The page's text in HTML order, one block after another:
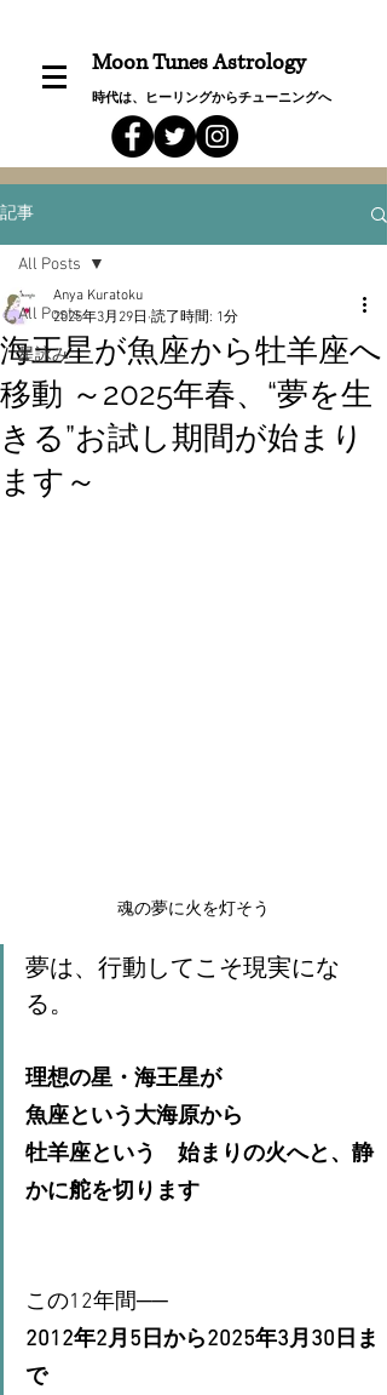
Moon Tunes Astrology
時代は、ヒーリングからチューニングへ
記事
All Posts
星詠み
All Posts
海王星が魚座から牡羊座へ
移動 ～2025年春、“夢を生
きる”お試し期間が始まり
ます～
Anya Kuratoku
2025年3月29日 読了時間: 1分
魂の夢に火を灯そう
夢は、行動してこそ現実にな
る。
理想の星・海王星が
魚座という大海原から
牡羊座という　始まりの火へと、静
かに舵を切ります
この12年間──
2012年2月5日から2025年3月30日ま
で